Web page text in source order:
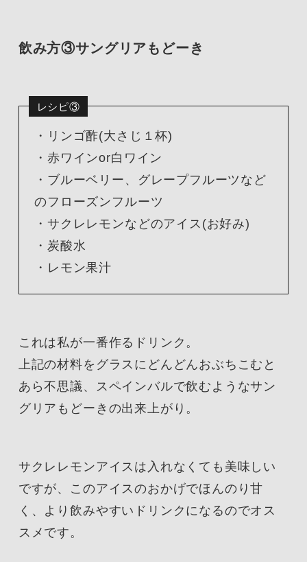
飲み方③サングリアもどーき
レシピ③
・リンゴ酢(大さじ１杯)
・赤ワインor白ワイン
・ブルーベリー、グレープフルーツなど
のフローズンフルーツ
・サクレレモンなどのアイス(お好み)
・炭酸水
・レモン果汁
これは私が一番作るドリンク。
上記の材料をグラスにどんどんおぶちこむと
あら不思議、スペインバルで飲むようなサン
グリアもどーきの出来上がり。
サクレレモンアイスは入れなくても美味しい
ですが、このアイスのおかげでほんのり甘
く、より飲みやすいドリンクになるのでオス
スメです。